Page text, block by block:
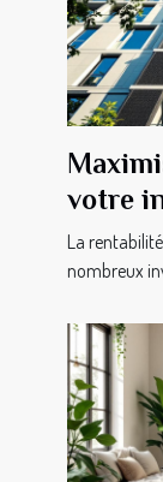
votre
La
nombreux